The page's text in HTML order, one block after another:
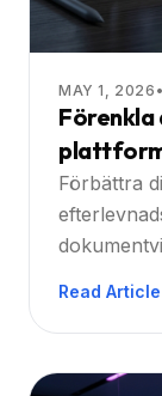
MAY 1, 2026 •
Förenkla
Förbättra
Read Article